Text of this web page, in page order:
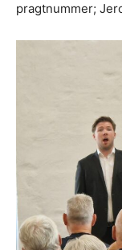
pragtnummer;